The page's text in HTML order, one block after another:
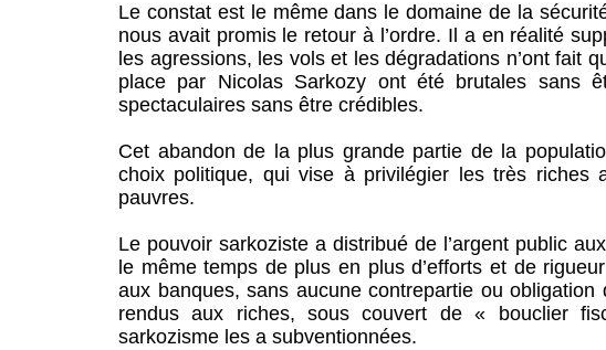
Le constat est le même dans le domaine de la
nous avait promis le retour à l’ordre. Il a en réalité
les agressions, les vols et les dégradations n’ont fait
place par Nicolas Sarkozy ont été brutales sans
spectaculaires sans être crédibles.
Cet abandon de la plus grande partie de la
choix politique, qui vise à privilégier les très riches
pauvres.
Le pouvoir sarkoziste a distribué de l’argent public
le même temps de plus en plus d’efforts et de
aux banques, sans aucune contrepartie ou
rendus aux riches, sous couvert de « bouclier
sarkozisme les a subventionnées.